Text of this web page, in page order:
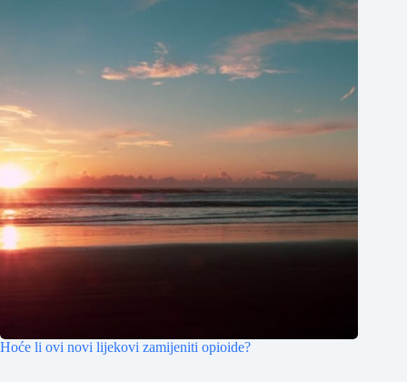
Hoće li ovi novi lijekovi zamijeniti opioide?